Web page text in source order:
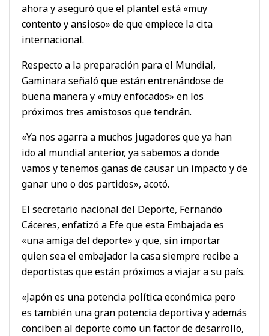
ahora y aseguró que el plantel está «muy
contento y ansioso» de que empiece la cita
internacional.
Respecto a la preparación para el Mundial,
Gaminara señaló que están entrenándose de
buena manera y «muy enfocados» en los
próximos tres amistosos que tendrán.
«Ya nos agarra a muchos jugadores que ya han
ido al mundial anterior, ya sabemos a donde
vamos y tenemos ganas de causar un impacto y de
ganar uno o dos partidos», acotó.
El secretario nacional del Deporte, Fernando
Cáceres, enfatizó a Efe que esta Embajada es
«una amiga del deporte» y que, sin importar
quien sea el embajador la casa siempre recibe a
deportistas que están próximos a viajar a su país.
«Japón es una potencia política económica pero
es también una gran potencia deportiva y además
conciben al deporte como un factor de desarrollo,